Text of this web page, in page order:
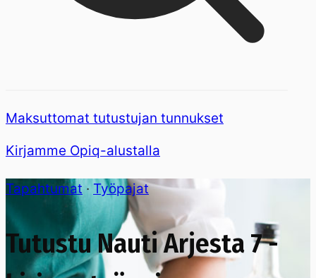
Maksuttomat tutustujan tunnukset
Kirjamme Opiq-alustalla
Tapahtumat· Työpajat
Tutustu Nauti Arjesta 7 -